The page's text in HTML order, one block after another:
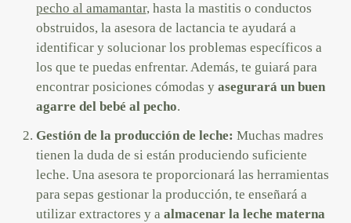
pecho al amamantar, hasta la mastitis o conductos
obstruidos, la asesora de lactancia te ayudará a
identificar y solucionar los problemas específicos a
los que te puedas enfrentar. Además, te guiará para
encontrar posiciones cómodas y asegurará un buen
agarre del bebé al pecho.
Gestión de la producción de leche: Muchas madres
tienen la duda de si están produciendo suficiente
leche. Una asesora te proporcionará las herramientas
para sepas gestionar la producción, te enseñará a
utilizar extractores y a almacenar la leche materna